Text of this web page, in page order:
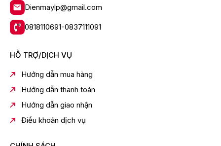
Dienmaylp@gmail.com
0818110691-0837111091
HỖ TRỢ/DỊCH VỤ
Hướng dẫn mua hàng
Hướng dẫn thanh toán
Hướng dẫn giao nhận
Điều khoản dịch vụ